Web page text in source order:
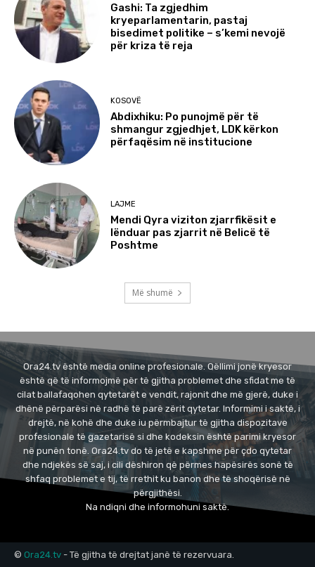
Gashi: Ta zgjedhim
kryeparlamentarin, pastaj
bisedimet politike – s’kemi nevojë
për kriza të reja
KOSOVË
Abdixhiku: Po punojmë për të
shmangur zgjedhjet, LDK kërkon
përfaqësim në institucione
LAJME
Mendi Qyra viziton zjarrfikësit e
lënduar pas zjarrit në Belicë të
Poshtme
Më shumë
Ora24.tv është media online profesionale. Qëllimi jonë kryesor
është që të informojmë për të gjitha problemet dhe sfidat me të
cilat ballafaqohen qytetarët e vendit, rajonit dhe më gjerë, duke i
dhënë përparësi në radhë të parë zërit qytetar. Informimi i saktë, i
drejtë, në kohë dhe duke iu përmbajtur të gjitha dispozitave
profesionale të gazetarisë si dhe kodeksin është parimi kryesor
në punën tonë. Ora24.tv do të jetë e kapshme për çdo qytetar
dhe ndjekës së saj, i cili dëshiron që përmes hapësirës sonë të
shfaq problemet e tij, të rrethit ku banon dhe të shoqërisë në
përgjithësi.
Na ndiqni dhe informohuni saktë.
© Ora24.tv - Të gjitha të drejtat janë të rezervuara.